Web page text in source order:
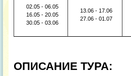
02.05 - 06.05
16.05 - 20.05
30.05 - 03.06
13.06 - 17.06
27.06 - 01.07
ОПИСАНИЕ ТУРА: